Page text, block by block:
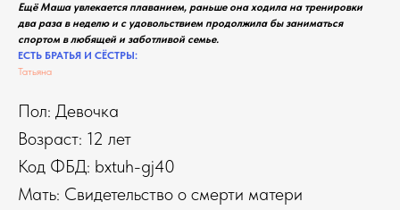
Ещё Маша увлекается плаванием, раньше она ходила на тренировки
два раза в неделю и с удовольствием продолжила бы заниматься
спортом в любящей и заботливой семье.
ЕСТЬ БРАТЬЯ И СЁСТРЫ:
Татьяна
Пол: Девочка
Возраст: 12 лет
Код ФБД: bxtuh-gj40
Мать: Свидетельство о смерти матери